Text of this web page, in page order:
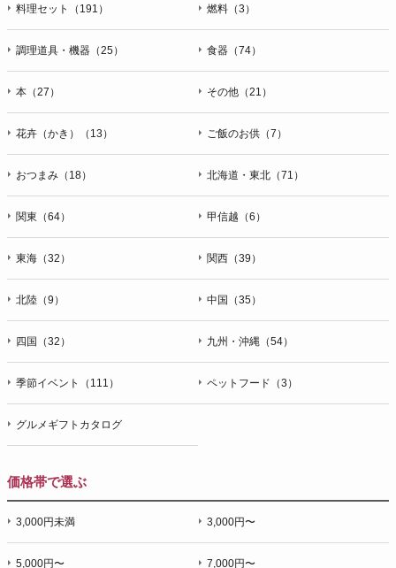
料理セット（191） 燃料（3）
調理道具・機器（25） 食器（74）
本（27） その他（21）
花卉（かき）（13） ご飯のお供（7）
おつまみ（18） 北海道・東北（71）
関東（64） 甲信越（6）
東海（32） 関西（39）
北陸（9） 中国（35）
四国（32） 九州・沖縄（54）
季節イベント（111） ペットフード（3）
グルメギフトカタログ
価格帯で選ぶ
3,000円未満 3,000円〜
5,000円〜 7,000円〜